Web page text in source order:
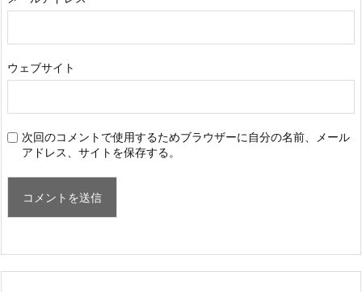
ウェブサイト
次回のコメントで使用するためブラウザーに自分の名前、メール
アドレス、サイトを保存する。